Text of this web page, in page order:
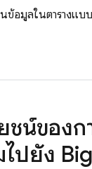
ข้อมูลในตารางแบ
ชน์ของก
ปยัง Big